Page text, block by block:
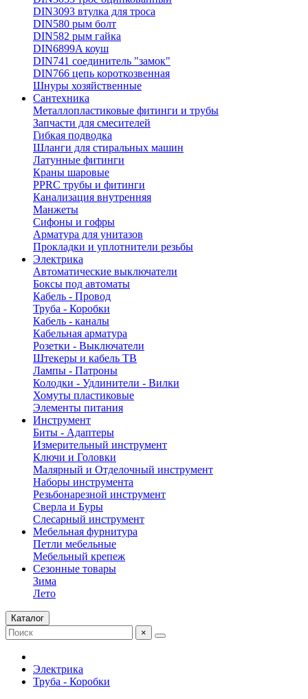
DIN3093 втулка для троса
DIN580 рым болт
DIN582 рым гайка
DIN6899A коуш
DIN741 соединитель "замок"
DIN766 цепь короткозвенная
Шнуры хозяйственные
Сантехника
Металлопластиковые фитинги и трубы
Запчасти для смесителей
Гибкая подводка
Шланги для стиральных машин
Латунные фитинги
Краны шаровые
PPRC трубы и фитинги
Канализация внутренняя
Манжеты
Сифоны и гофры
Арматура для унитазов
Прокладки и уплотнители резьбы
Электрика
Автоматические выключатели
Боксы под автоматы
Кабель - Провод
Труба - Коробки
Кабель - каналы
Кабельная арматура
Розетки - Выключатели
Штекеры и кабель ТВ
Лампы - Патроны
Колодки - Удлинители - Вилки
Хомуты пластиковые
Элементы питания
Инструмент
Биты - Адаптеры
Измерительный инструмент
Ключи и Головки
Малярный и Отделочный инструмент
Наборы инструмента
Резьбонарезной инструмент
Сверла и Буры
Слесарный инструмент
Мебельная фурнитура
Петли мебельные
Мебельный крепеж
Сезонные товары
Зима
Лето
Каталог
×
Электрика
Труба - Коробки